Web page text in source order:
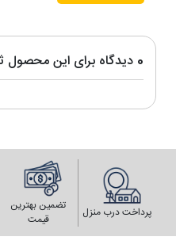
0 دیدگاه برای این محصول ثبت شده است
پرداخت درب منزل
تضمین بهترین
قیمت